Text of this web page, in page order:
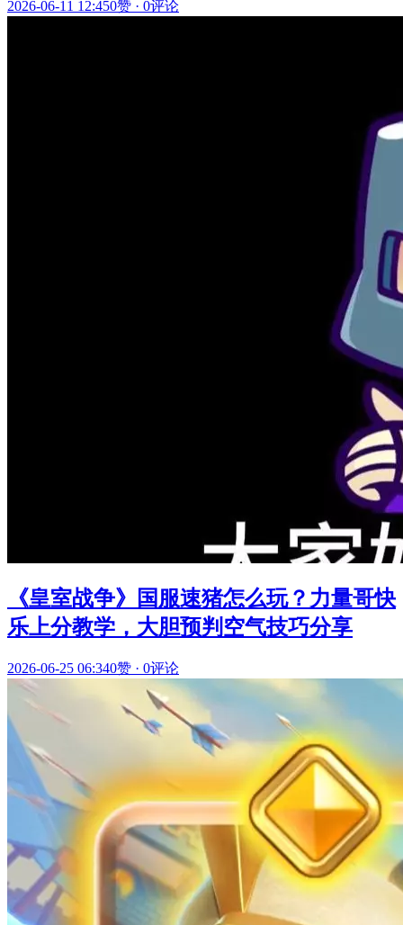
2026-06-11 12:450赞 · 0评论
《皇室战争》国服速猪怎么玩？力量哥快
乐上分教学，大胆预判空气技巧分享
2026-06-25 06:340赞 · 0评论